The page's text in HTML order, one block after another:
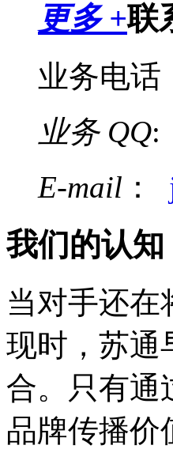
更多 +联
业务电话
业务 QQ:
E-mail ：
我们的认知
当对手还在
现时，苏通
合。只有通
品牌传播价